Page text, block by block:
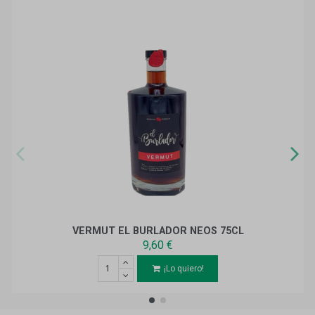
VERMUT EL BURLADOR NEOS 75CL
9,60 €
¡Lo quiero!